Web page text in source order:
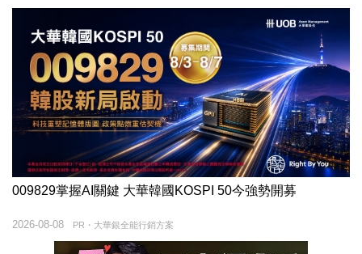
009829掌握AI關鍵 大華韓國KOSPI 50今強勢開募
PR・大華銀全能行銷方案
2026-08-08